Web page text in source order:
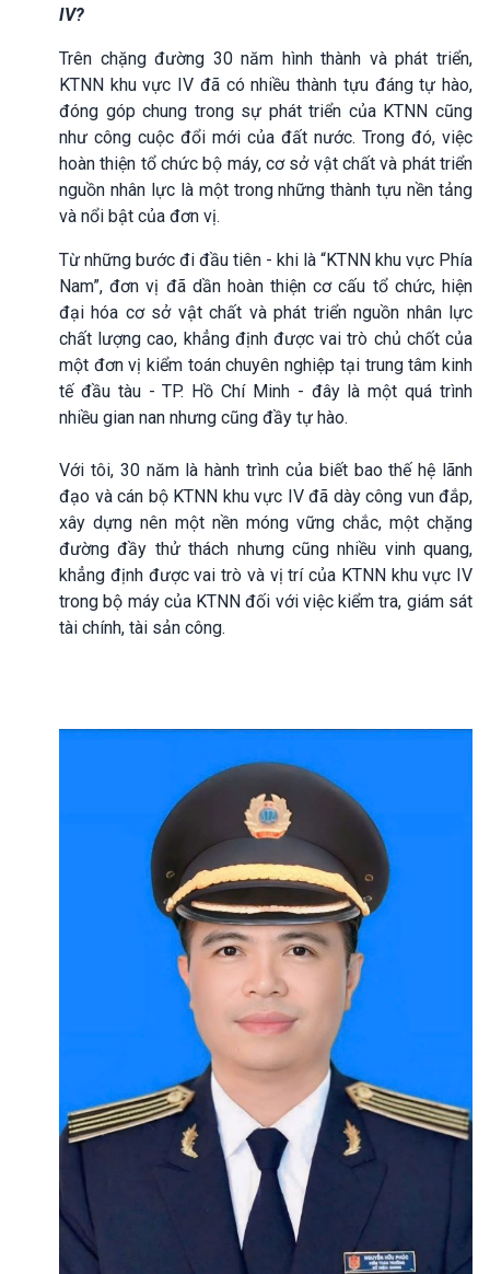
IV?
Trên chặng đường 30 năm hình thành và phát triển,
KTNN khu vực IV đã có nhiều thành tựu đáng tự hào,
đóng góp chung trong sự phát triển của KTNN cũng
như công cuộc đổi mới của đất nước. Trong đó, việc
hoàn thiện tổ chức bộ máy, cơ sở vật chất và phát triển
nguồn nhân lực là một trong những thành tựu nền tảng
và nổi bật của đơn vị.
Từ những bước đi đầu tiên - khi là “KTNN khu vực Phía
Nam”, đơn vị đã dần hoàn thiện cơ cấu tổ chức, hiện
đại hóa cơ sở vật chất và phát triển nguồn nhân lực
chất lượng cao, khẳng định được vai trò chủ chốt của
một đơn vị kiểm toán chuyên nghiệp tại trung tâm kinh
tế đầu tàu - TP. Hồ Chí Minh - đây là một quá trình
nhiều gian nan nhưng cũng đầy tự hào.
Với tôi, 30 năm là hành trình của biết bao thế hệ lãnh
đạo và cán bộ KTNN khu vực IV đã dày công vun đắp,
xây dựng nên một nền móng vững chắc, một chặng
đường đầy thử thách nhưng cũng nhiều vinh quang,
khẳng định được vai trò và vị trí của KTNN khu vực IV
trong bộ máy của KTNN đối với việc kiểm tra, giám sát
tài chính, tài sản công.